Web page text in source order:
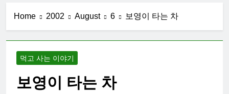
Home 2002 August 6 보영이 타는 차
먹고 사는 이야기
보영이 타는 차